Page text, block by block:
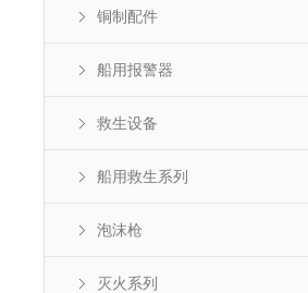
铜制配件
船用报警器
救生设备
船用救生系列
泡沫枪
灭火系列